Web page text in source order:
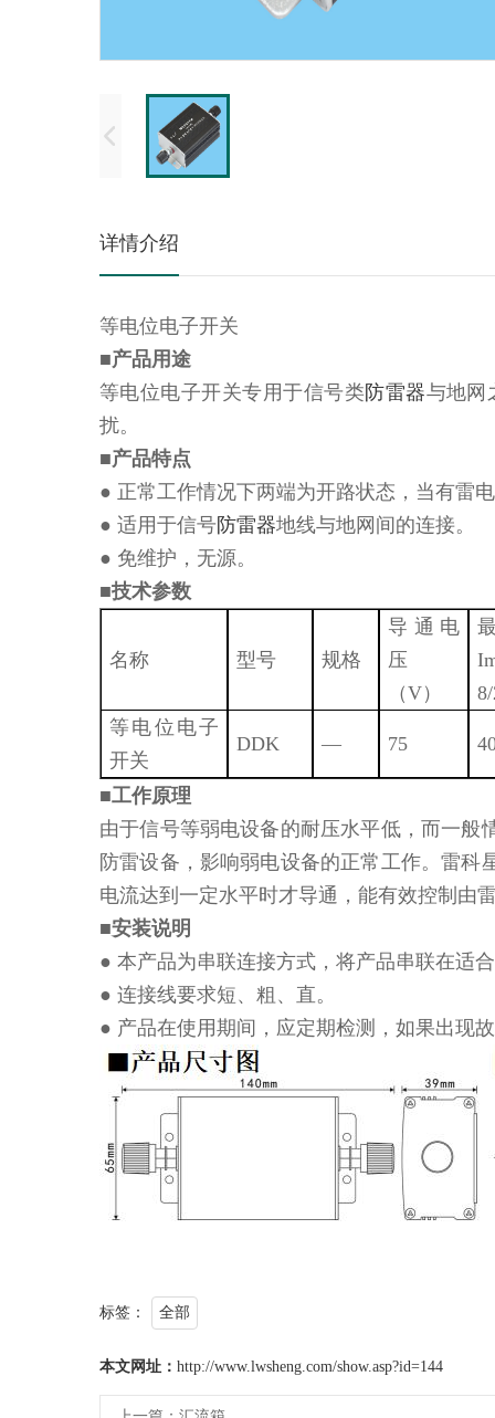
详情介绍
等电位电子开关
■产品用途
等电位电子开关专用于信号类防雷器与地网
扰。
■产品特点
● 正常工作情况下两端为开路状态，当有雷
● 适用于信号防雷器地线与地网间的连接。
● 免维护，无源。
■技术参数
名称 型号 规格
导通电
压
（V）
等电位电子
开关
DDK — 75
■工作原理
由于信号等弱电设备的耐压水平低，而一般
防雷设备，影响弱电设备的正常工作。雷
电流达到一定水平时才导通，能有效控制由
■安装说明
● 本产品为串联连接方式，将产品串联在适
● 连接线要求短、粗、直。
● 产品在使用期间，应定期检测，如果出现
标签： 全部
本文网址： http://www.lwsheng.com/show.asp?id=144